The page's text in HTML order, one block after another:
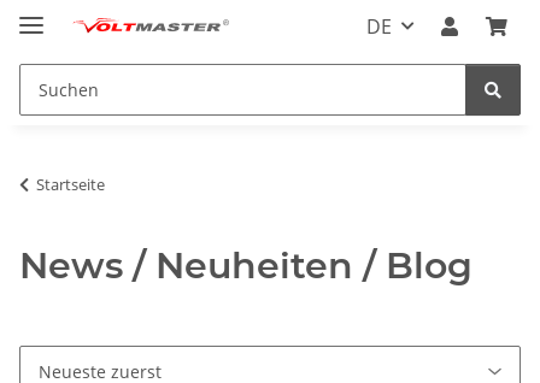
DE
Startseite
News / Neuheiten / Blog